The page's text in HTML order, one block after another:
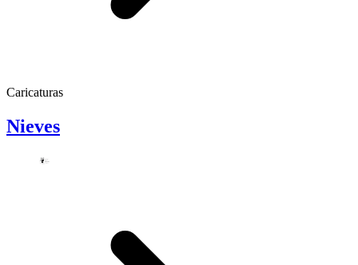
Caricaturas
Nieves